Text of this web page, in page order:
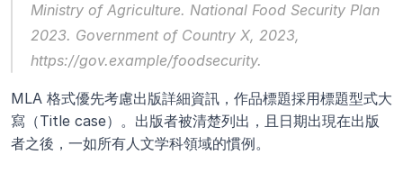
Ministry of Agriculture. National Food Security Plan
2023. Government of Country X, 2023,
https://gov.example/foodsecurity.
MLA 格式優先考慮出版詳細資訊，作品標題採用標題型式大
寫（Title case）。出版者被清楚列出，且日期出現在出版
者之後，一如所有人文学科領域的慣例。